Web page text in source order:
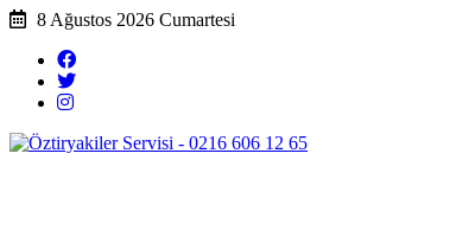
8 Ağustos 2026 Cumartesi